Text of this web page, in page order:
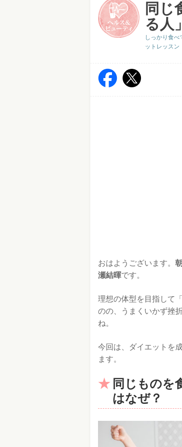
同じ
る人
しっかり食べ
ットレッスン
おはようございます。
瀬結暉です。
理想の体型を目指して
のの、うまくいかず挫
ね。
今回は、ダイエットを
ます。
同じものを
はなぜ？